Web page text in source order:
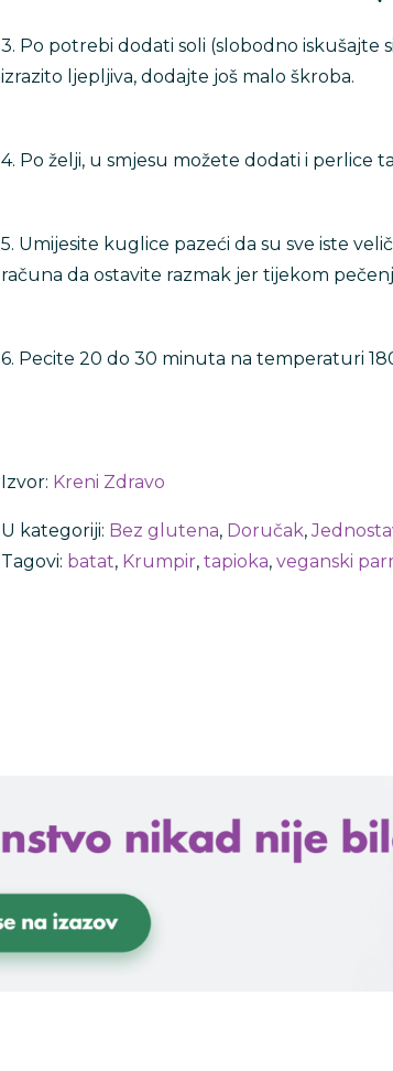
3. Po potrebi dodati soli (slobodno iskušajte
izrazito ljepljiva, dodajte još malo škroba.
4. Po želji, u smjesu možete dodati i perlice
5. Umijesite kuglice pazeći da su sve iste
računa da ostavite razmak jer tijekom
6. Pecite 20 do 30 minuta na temperaturi
Izvor: Kreni Zdravo
U kategoriji: Bez glutena, Doručak,
Tagovi: batat, Krumpir, tapioka, veganski